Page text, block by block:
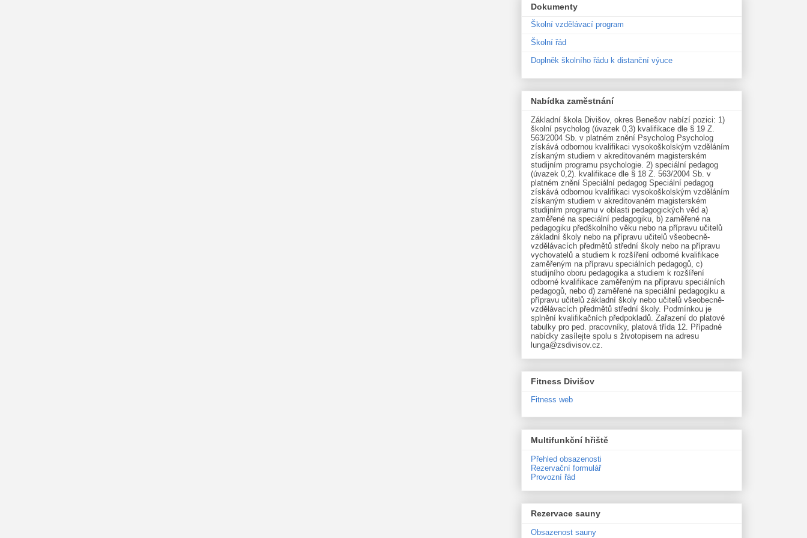
Dokumenty
Školní vzdělávací program
Školní řád
Doplněk školního řádu k distanční výuce
Nabídka zaměstnání
Základní škola Divišov, okres Benešov nabízí pozici: 1)
školní psycholog (úvazek 0,3) kvalifikace dle § 19 Z.
563/2004 Sb. v platném znění Psycholog Psycholog
získává odbornou kvalifikaci vysokoškolským vzděláním
získaným studiem v akreditovaném magisterském
studijním programu psychologie. 2) speciální pedagog
(úvazek 0,2). kvalifikace dle § 18 Z. 563/2004 Sb. v
platném znění Speciální pedagog Speciální pedagog
získává odbornou kvalifikaci vysokoškolským vzděláním
získaným studiem v akreditovaném magisterském
studijním programu v oblasti pedagogických věd a)
zaměřené na speciální pedagogiku, b) zaměřené na
pedagogiku předškolního věku nebo na přípravu učitelů
základní školy nebo na přípravu učitelů všeobecně-
vzdělávacích předmětů střední školy nebo na přípravu
vychovatelů a studiem k rozšíření odborné kvalifikace
zaměřeným na přípravu speciálních pedagogů, c)
studijního oboru pedagogika a studiem k rozšíření
odborné kvalifikace zaměřeným na přípravu speciálních
pedagogů, nebo d) zaměřené na speciální pedagogiku a
přípravu učitelů základní školy nebo učitelů všeobecně-
vzdělávacích předmětů střední školy. Podmínkou je
splnění kvalifikačních předpokladů. Zařazení do platové
tabulky pro ped. pracovníky, platová třída 12. Případné
nabídky zasílejte spolu s životopisem na adresu
lunga@zsdivisov.cz.
Fitness Divišov
Fitness web
Multifunkční hřiště
Přehled obsazenosti
Rezervační formulář
Provozní řád
Rezervace sauny
Obsazenost sauny